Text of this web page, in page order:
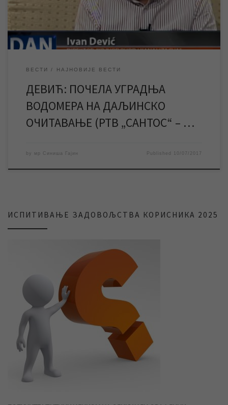
водомера на даљинско очитавање. Све ове, а […]
ВЕСТИ НАЈНОВИЈЕ ВЕСТИ
ДЕВИЋ: ПОЧЕЛА УГРАДЊА
ВОДОМЕРА НА ДАЉИНСКО
ОЧИТАВАЊЕ (РТВ „САНТОС“ – …
by мр Синиша Гајин Published 10/07/2017
ИСПИТИВАЊЕ ЗАДОВОЉСТВА КОРИСНИКА 2025